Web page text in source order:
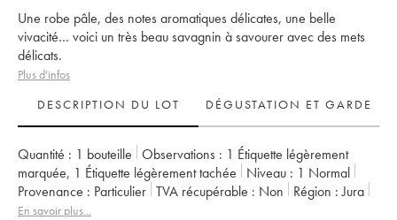
Une robe pâle, des notes aromatiques délicates, une belle
vivacité… voici un très beau savagnin à savourer avec des mets
délicats.
Plus d'infos
DESCRIPTION DU LOT
DÉGUSTATION ET GARDE
Quantité : 1 bouteille Observations : 1 Étiquette légèrement
marquée, 1 Étiquette légèrement tachée Niveau : 1 Normal
Provenance : particulier TVA récupérable : non Région : Jura
Appellation :
En savoir plus...